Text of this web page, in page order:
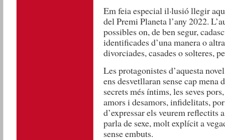
Em feia especial il·lusió llegir
del Premi Planeta l’any 2022.
possibles on, de ben segur,
identificades d’una manera o
divorciades, casades o solteres,
Les protagonistes d’aquesta
ens desvetllaran sense cap mena
secrets més íntims, les seves
amors i desamors, infidelitats,
d’expressar els veurem reflectits
parla de sexe, molt explícit a
sense embuts.